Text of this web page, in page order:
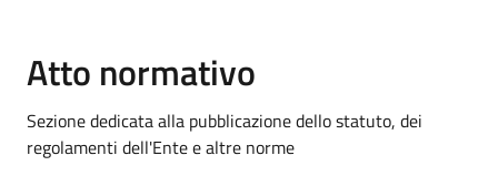
Atto normativo
Sezione dedicata alla pubblicazione dello statuto, dei
regolamenti dell'Ente e altre norme